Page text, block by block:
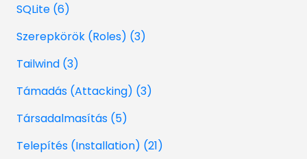
SQLite (6)
Szerepkörök (Roles) (3)
Tailwind (3)
Támadás (Attacking) (3)
Társadalmasítás (5)
Telepítés (Installation) (21)